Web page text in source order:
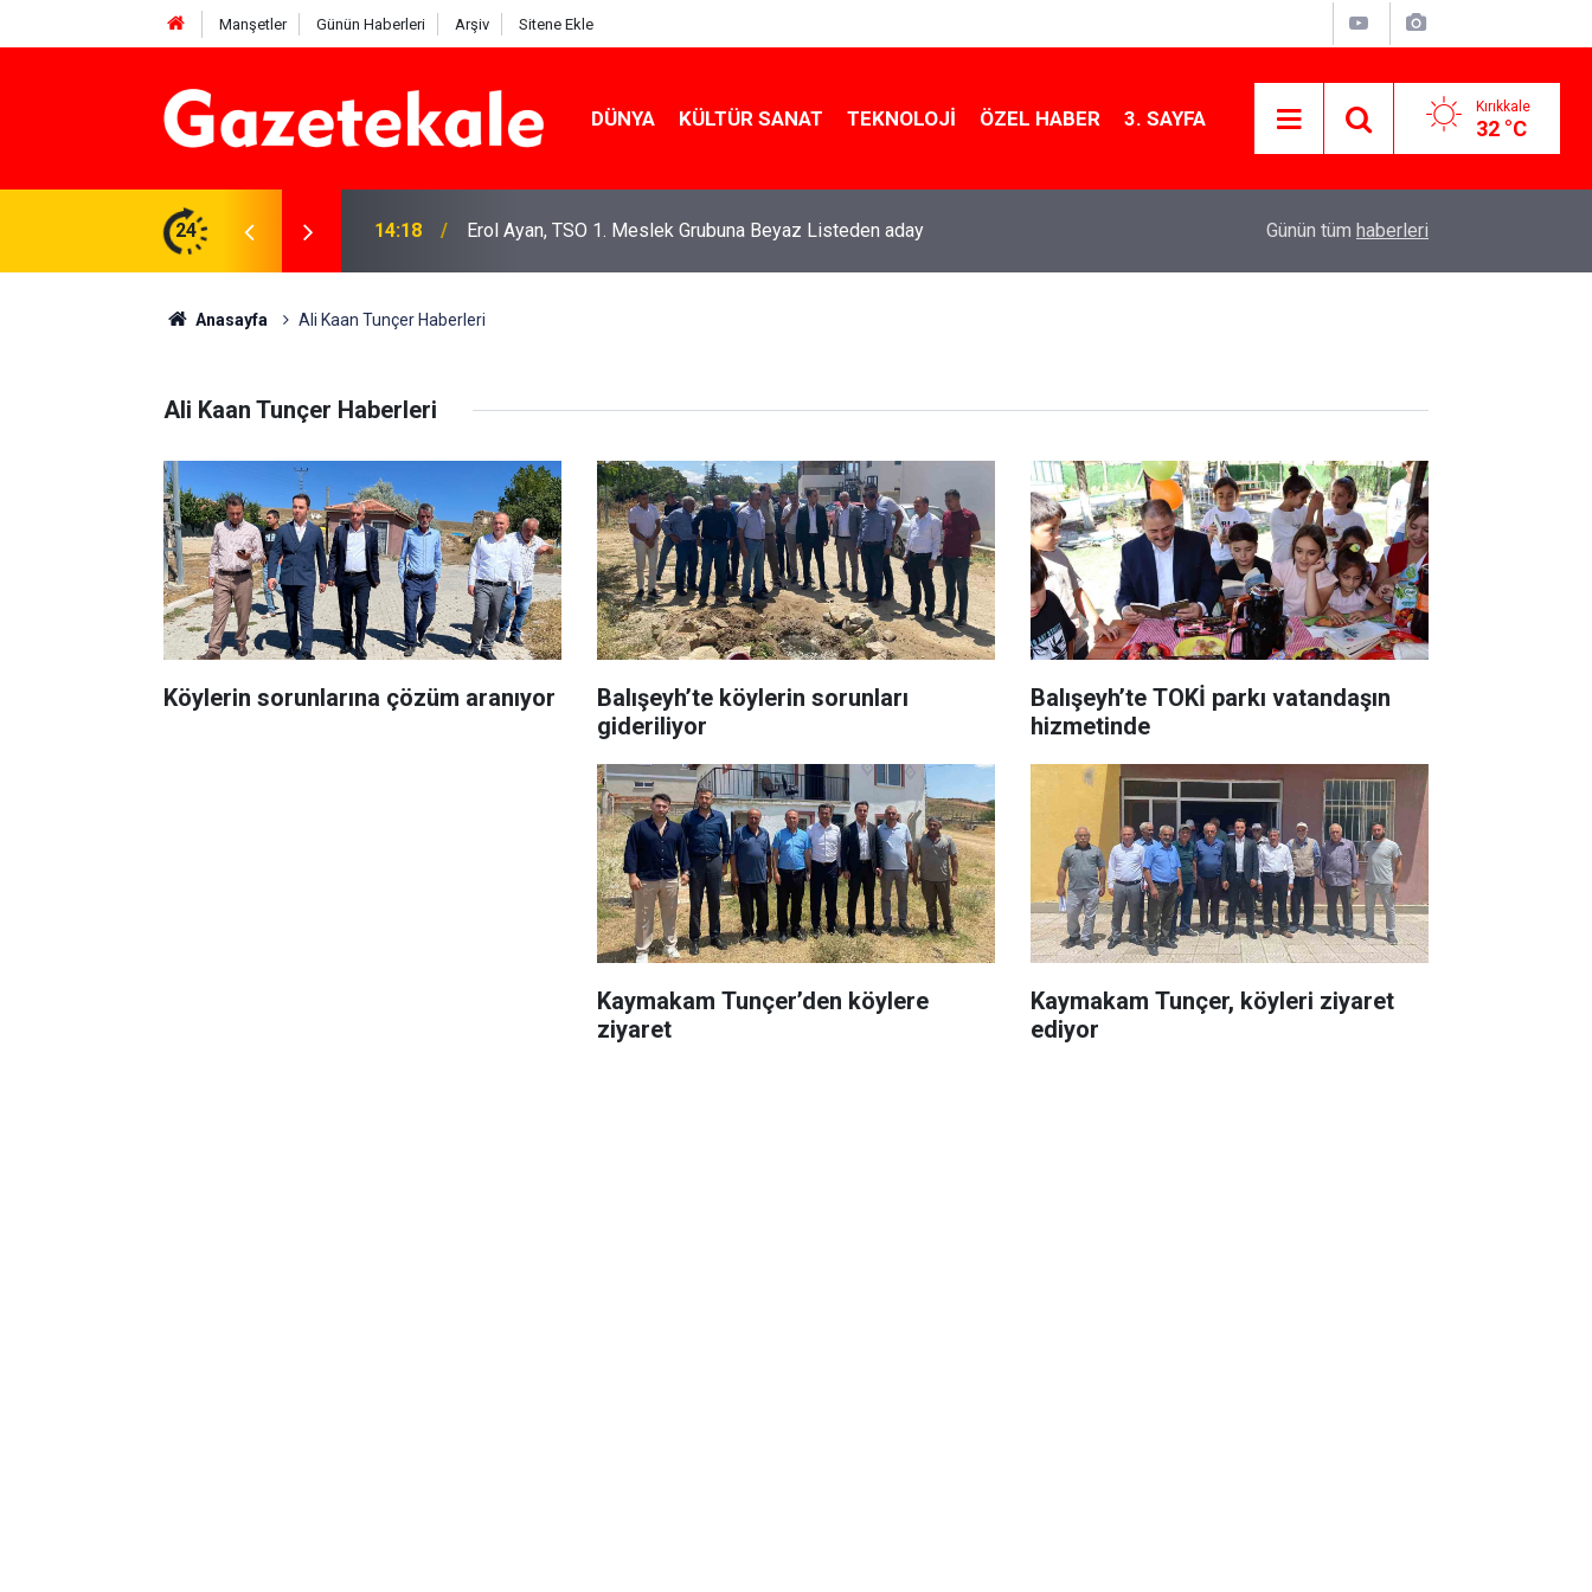
Manşetler Günün Haberleri Arşiv Sitene Ekle
DÜNYA KÜLTÜR SANAT TEKNOLOJI ÖZEL HABER 3. SAYFA Kırıkkale
32 °C
24 14:18 Erol Ayan, TSO 1. Meslek Grubuna Beyaz Listeden aday Anahtar Parti’den “Terörsüz Türkiye” yasasına
Günün tüm haberleri
Anasayfa Ali Kaan Tunçer Haberleri
Ali Kaan Tunçer Haberleri
Köylerin sorunlarına çözüm aranıyor
Balışeyh’te köylerin sorunları
gideriliyor
Balışeyh’te TOKİ parkı vatandaşın
hizmetinde
Kaymakam Tunçer’den köylere
ziyaret
Kaymakam Tunçer, köyleri ziyaret
ediyor